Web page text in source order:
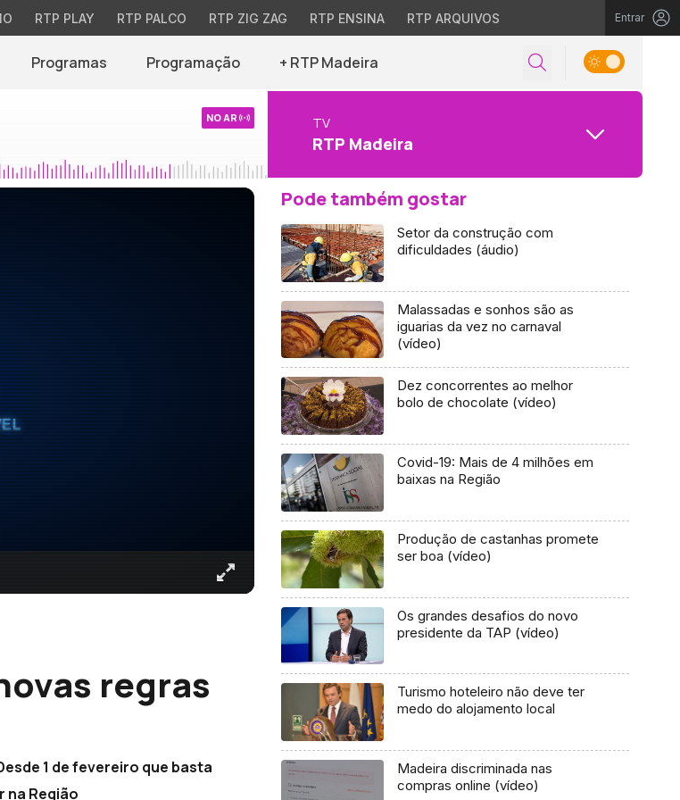
RTP PLAY RTP PALCO RTP ZIG ZAG RTP ENSINA RTP ARQUIVOS Entrar
Programas Programação + RTP Madeira
NO AR TV
RTP Madeira
regras
1 de fevereiro que basta
Região
Pode também gostar
Setor da construção com
dificuldades (áudio)
Malassadas e sonhos são as
iguarias da vez no carnaval
(vídeo)
Dez concorrentes ao melhor
bolo de chocolate (vídeo)
Covid-19: Mais de 4 milhões em
baixas na Região
Produção de castanhas promete
ser boa (vídeo)
Os grandes desafios do novo
presidente da TAP (vídeo)
Turismo hoteleiro não deve ter
medo do alojamento local
Madeira discriminada nas
compras online (vídeo)